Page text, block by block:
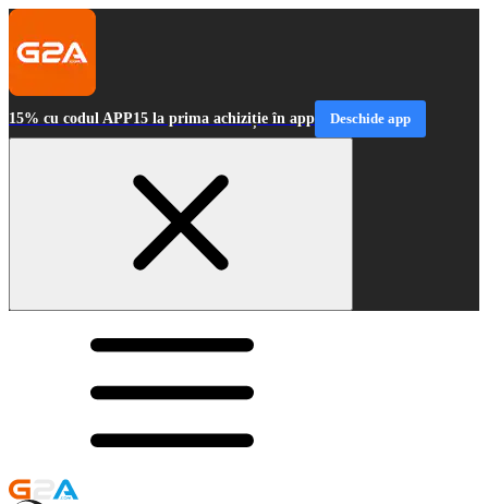
15% cu codul APP15 la prima achiziție în app Deschide app